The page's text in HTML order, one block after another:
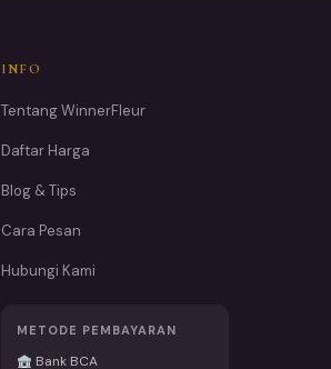
INFO
Tentang WinnerFleur
Daftar Harga
Blog & Tips
Cara Pesan
Hubungi Kami
METODE PEMBAYARAN
Bank BCA